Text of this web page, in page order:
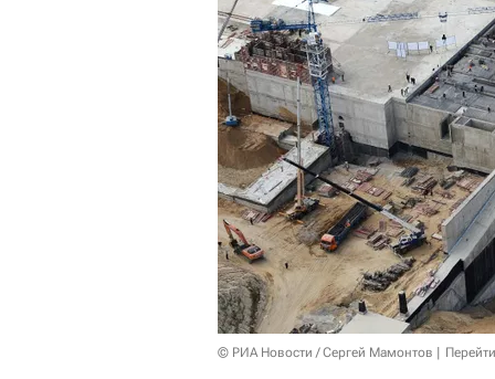
© РИА Новости / Сергей Мамонтов